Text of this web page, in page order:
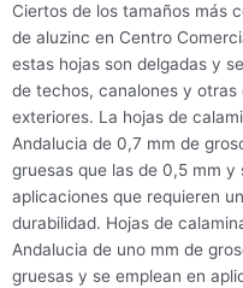
Ciertos de los tamaños más
de aluzinc en Centro
estas hojas son delgadas y
de techos, canalones y
exteriores. La hojas de
Andalucia de 0,7 mm de
gruesas que las de 0,5 mm
aplicaciones que requieren
durabilidad. Hojas de
Andalucia de uno mm de
gruesas y se emplean en